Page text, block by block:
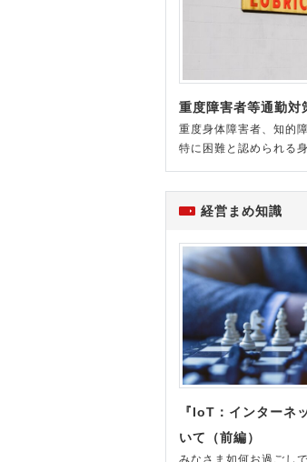
重度障害者等通勤対
重度身体障害者、知的
特に困難と認められる
経営まめ知識
『IoT：インターネ
いて（前編）
みなさま如何お過ごし